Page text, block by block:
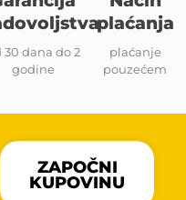
30 dana do 2
godine
plaćanja
plaćanje
pouzećem
ZAPOČNI
KUPOVINU